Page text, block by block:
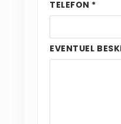
TELEFON *
EVENTUEL